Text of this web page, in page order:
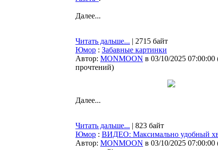
Далее...
Читать дальше... | 2715 байт
Юмор : Забавные картинки
Автор: MONMOON в 03/10/2025 07:00:00
прочтений)
Далее...
Читать дальше... | 823 байт
Юмор : ВИДЕО: Максимально удобный
Автор: MONMOON в 03/10/2025 07:00:00